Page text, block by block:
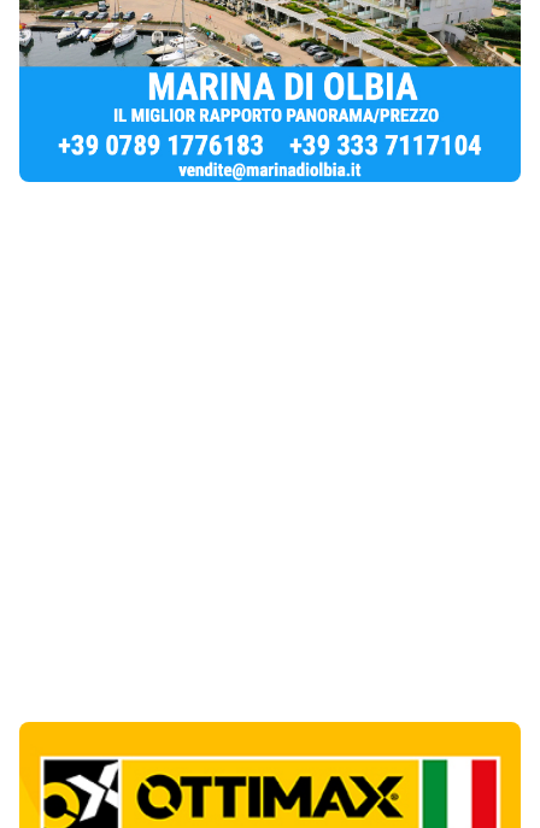
1
Film internazionale in Costa Smeralda, si
cercano centinaia di comparse